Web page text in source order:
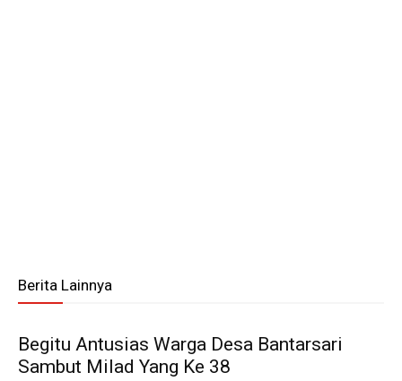
Berita Lainnya
Begitu Antusias Warga Desa Bantarsari
Sambut Milad Yang Ke 38